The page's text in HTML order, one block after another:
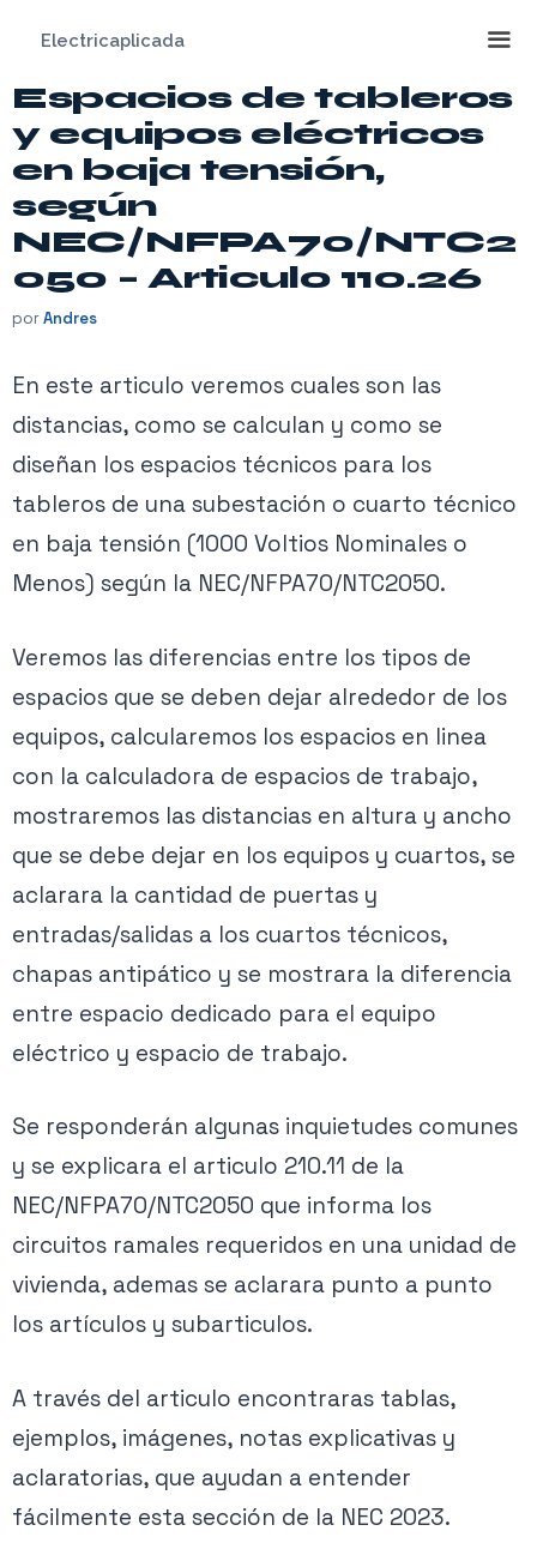
contenido
Electricaplicada
Espacios de tableros
y equipos eléctricos
en baja tensión,
según
NEC/NFPA70/NTC2
050 – Articulo 110.26
porAndres
En este articulo veremos cuales son las
distancias, como se calculan y como se
diseñan los espacios técnicos para los
tableros de una subestación o cuarto técnico
en baja tensión (1000 Voltios Nominales o
Menos) según la NEC/NFPA70/NTC2050.
Veremos las diferencias entre los tipos de
espacios que se deben dejar alrededor de los
equipos, calcularemos los espacios en linea
con la calculadora de espacios de trabajo,
mostraremos las distancias en altura y ancho
que se debe dejar en los equipos y cuartos, se
aclarara la cantidad de puertas y
entradas/salidas a los cuartos técnicos,
chapas antipático y se mostrara la diferencia
entre espacio dedicado para el equipo
eléctrico y espacio de trabajo.
Se responderán algunas inquietudes comunes
y se explicara el articulo 210.11 de la
NEC/NFPA70/NTC2050 que informa los
circuitos ramales requeridos en una unidad de
vivienda, ademas se aclarara punto a punto
los artículos y subarticulos.
A través del articulo encontraras tablas,
ejemplos, imágenes, notas explicativas y
aclaratorias, que ayudan a entender
fácilmente esta sección de la NEC 2023.